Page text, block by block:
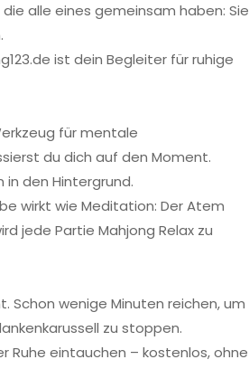
alle eines gemeinsam haben: Sie
ist dein Begleiter für ruhige
für mentale
du dich auf den Moment.
den Hintergrund.
wirkt wie Meditation: Der Atem
jede Partie Mahjong Relax zu
Schon wenige Minuten reichen, um
zu stoppen.
Ruhe eintauchen – kostenlos, ohne